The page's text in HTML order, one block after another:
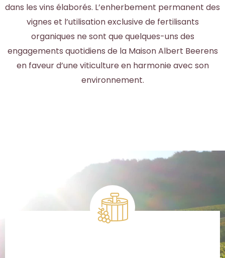
dans les vins élaborés. L’enherbement permanent des
vignes et l’utilisation exclusive de fertilisants
organiques ne sont que quelques-uns des
engagements quotidiens de la Maison Albert Beerens
en faveur d’une viticulture en harmonie avec son
environnement.